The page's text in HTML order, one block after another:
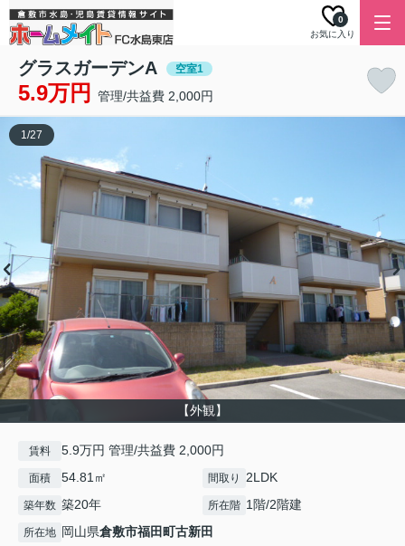
お気に入り
0
グラスガーデンA 空室1
5.9万円 管理/共益費 2,000円
【外観】
1/27
賃料 5.9万円 管理/共益費 2,000円
面積 54.81㎡ 間取り 2LDK
築年数 築20年 所在階 1階/2階建
所在地 岡山県倉敷市福田町古新田